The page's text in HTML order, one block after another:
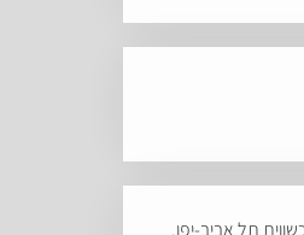
תל אביב-יפו.